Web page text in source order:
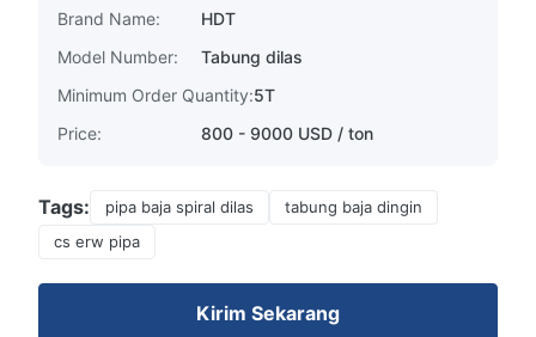
Brand Name:
HDT
Model Number:
Tabung dilas
Minimum Order Quantity:5T
Price:
800 - 9000 USD / ton
Tags: pipa baja spiral dilas
tabung baja dingin
cs erw pipa
Kirim Sekarang